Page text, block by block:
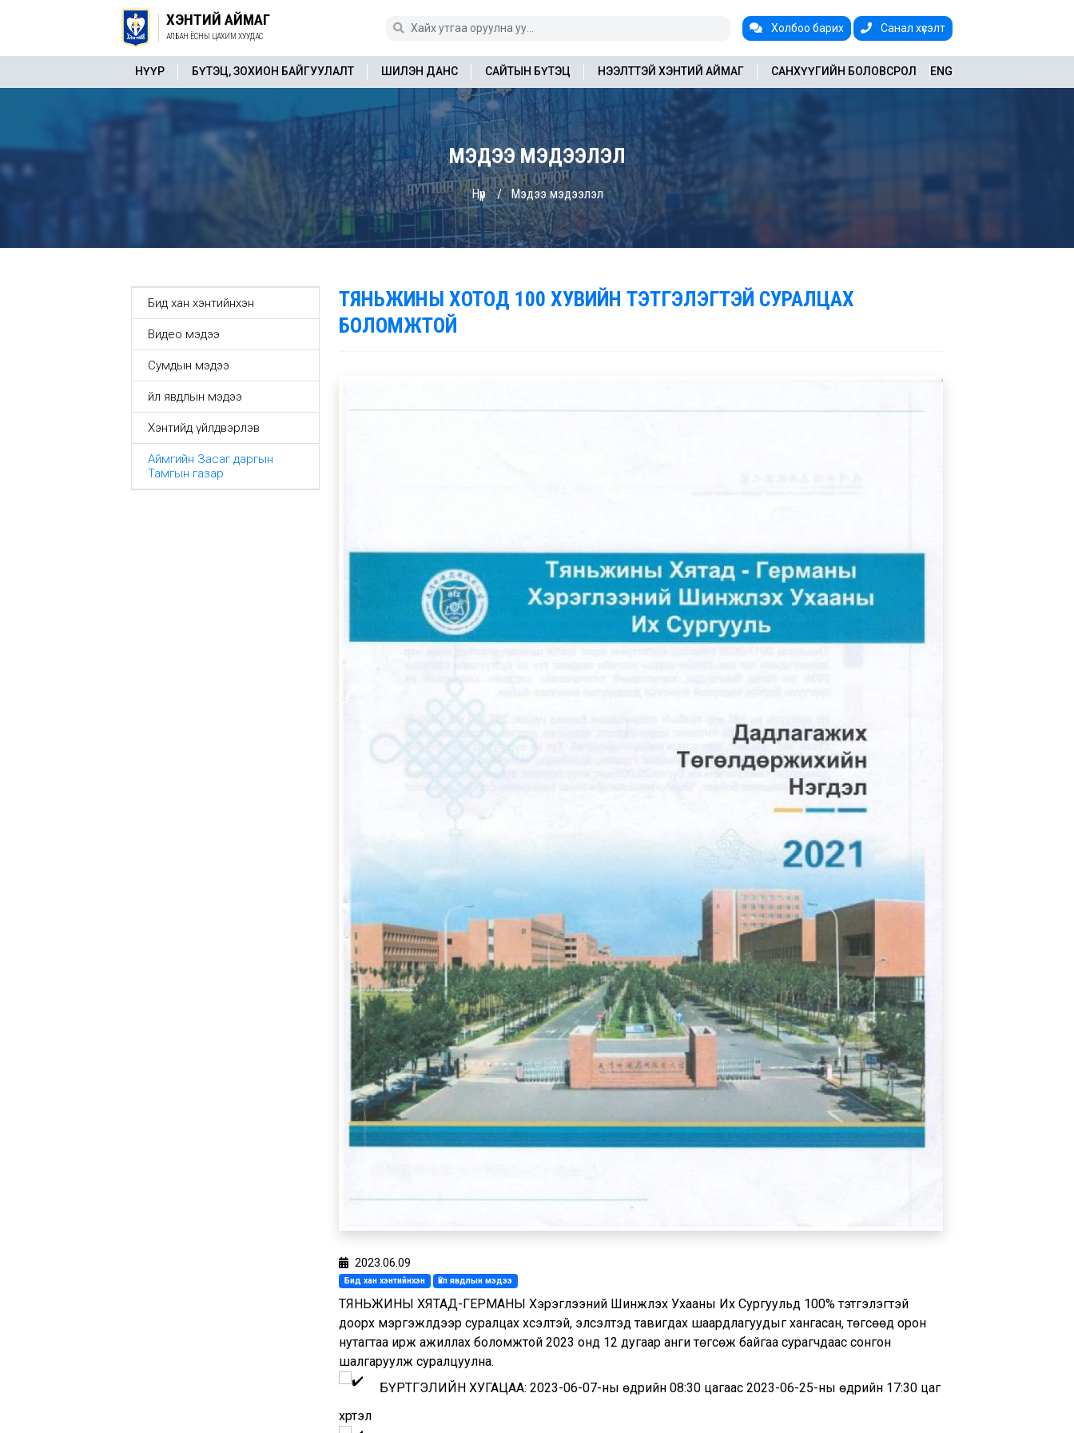
Холбоо барих Санал хүсэлт
ХЭНТИЙ АЙМАГ
АЛБАН ЁСНЫ ЦАХИМ ХУУДАС
ENG
НҮҮР БҮТЭЦ, ЗОХИОН БАЙГУУЛАЛТ ШИЛЭН ДАНС САЙТЫН БҮТЭЦ НЭЭЛТТЭЙ ХЭНТИЙ АЙМАГ САНХҮҮГИЙН БОЛОВСРОЛ
МЭДЭЭ МЭДЭЭЛЭЛ
Нүүр Мэдээ мэдээлэл
Бид хан хэнтийнхэн
Видео мэдээ
Сумдын мэдээ
Үйл явдлын мэдээ
Хэнтийд үйлдвэрлэв
Аймгийн Засаг даргын
Тамгын газар
ТЯНЬЖИНЫ ХОТОД 100 ХУВИЙН ТЭТГЭЛЭГТЭЙ СУРАЛЦАХ
БОЛОМЖТОЙ
2023.06.09
Бид хан хэнтийнхэн Үйл явдлын мэдээ
ТЯНЬЖИНЫ ХЯТАД-ГЕРМАНЫ Хэрэглээний Шинжлэх Ухааны Их Сургуульд 100% тэтгэлэгтэй
доорх мэргэжлүүдээр суралцах хүсэлтэй, элсэлтэд тавигдах шаардлагуудыг хангасан, төгсөөд орон
нутагтаа ирж ажиллах боломжтой 2023 онд 12 дугаар анги төгсөж байгаа сурагчдаас сонгон
шалгаруулж суралцуулна.
БҮРТГЭЛИЙН ХУГАЦАА: 2023-06-07-ны өдрийн 08:30 цагаас 2023-06-25-ны өдрийн 17:30 цаг
хүртэл